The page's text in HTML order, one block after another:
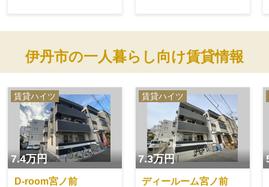
伊丹市の一人暮らし向け賃貸情報
賃貸ハイツ
7.4万円
D-room宮ノ前
賃貸ハイツ
7.3万円
ディールーム宮ノ前